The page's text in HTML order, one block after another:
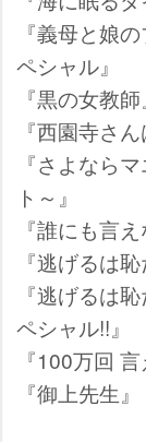
『義母と娘
ペシャル』
『黒の女教師
『西園寺さ
『さよなら
ト～』
『誰にも言え
『逃げるは
『逃げるは
ペシャル!!』
『100万回
『御上先生』